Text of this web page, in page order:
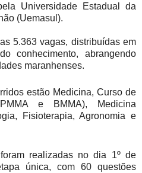
Universidade Estadual da
(Uemasul).
5.363 vagas, distribuídas em
conhecimento, abrangendo
maranhenses.
estão Medicina, Curso de
e BMMA), Medicina
Fisioterapia, Agronomia e
realizadas no dia 1º de
única, com 60 questões